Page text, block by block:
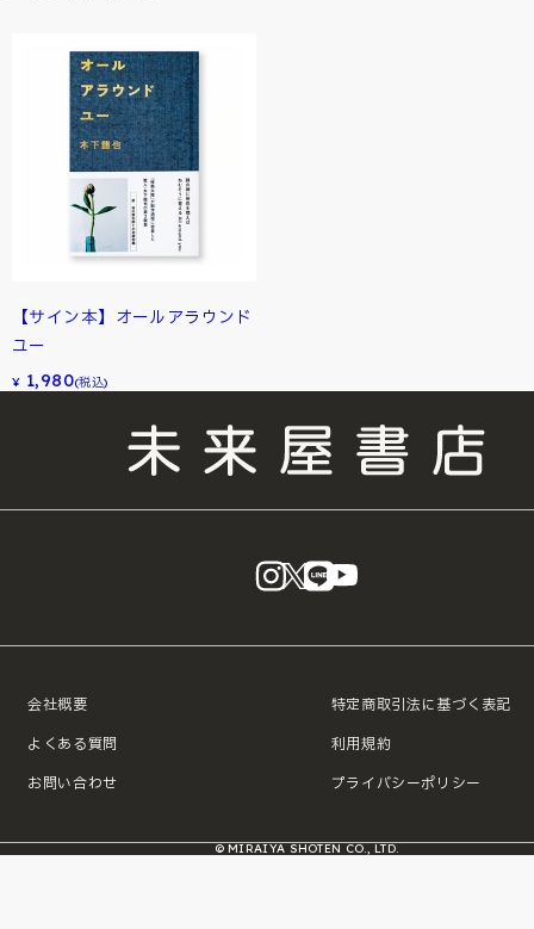
【サイン本】オールアラウンド
ユー
¥ 1,980(税込)
instagram
X LINE
会社概要
よくある質問
お問い合わせ
特定商取引法に基づく表記
利用規約
プライバシーポリシー
© MIRAIYA SHOTEN CO., LTD.